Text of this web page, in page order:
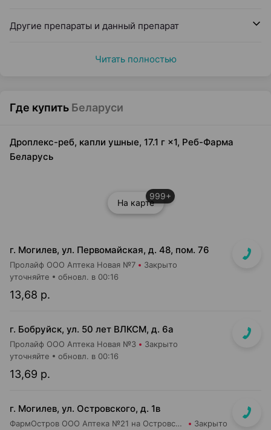
Другие препараты и данный препарат
Читать полностью
Где купить Беларуси
Дроплекс-реб, капли ушные, 17.1 г ×1, Реб-Фарма
Беларусь
На карте
999+
г. Могилев, ул. Первомайская, д. 48, пом. 76
Пролайф ООО Аптека Новая №7 Закрыто
13,68 р.
уточняйте обновл. в 00:16
г. Бобруйск, ул. 50 лет ВЛКСМ, д. 6а
Пролайф ООО Аптека Новая №3 Закрыто
13,69 р.
уточняйте обновл. в 00:16
г. Могилев, ул. Островского, д. 1в
ФармОстров ООО Аптека №21 на Островского Закрыто